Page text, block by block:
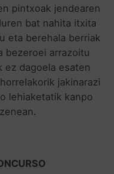
pintxoak jendearen
bat nahita itxita
eta berehala berriak
bezeroei arrazoitu
ez dagoela esaten
jakinarazi
lehiaketatik kanpo